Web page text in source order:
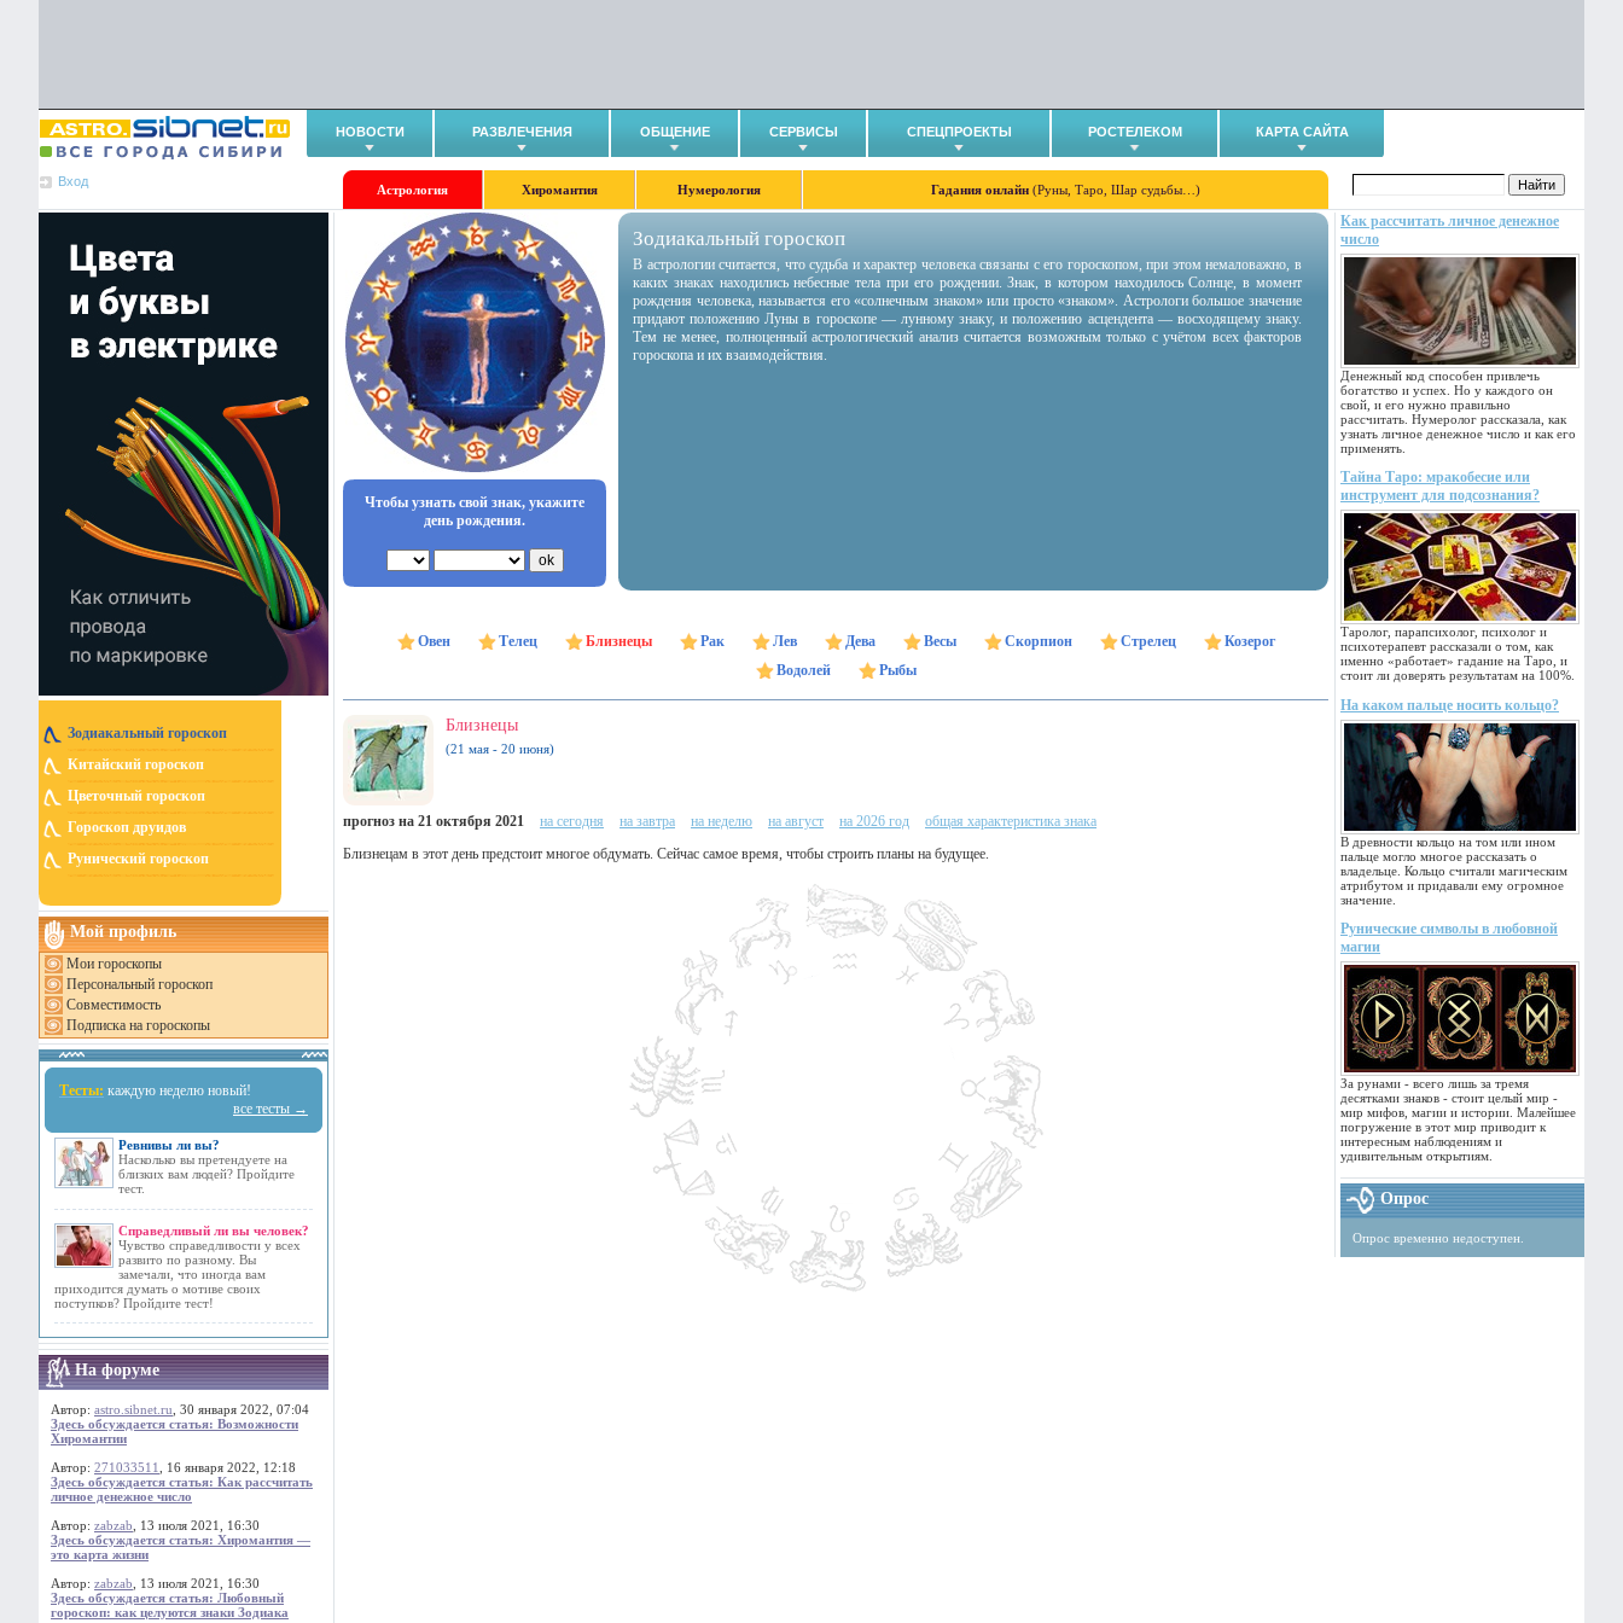
НОВОСТИ РАЗВЛЕЧЕНИЯ ОБЩЕНИЕ СЕРВИСЫ СПЕЦПРОЕКТЫ РОСТЕЛЕКОМ КАРТА САЙТА
Вход
Астрология Хиромантия Нумерология Гадания онлайн (Руны, Таро, Шар судьбы…)
Зодиакальный гороскоп
Китайский гороскоп
Цветочный гороскоп
Гороскоп друидов
Рунический гороскоп
Мой профиль
Мои гороскопы
Персональный гороскоп
Совместимость
Подписка на гороскопы
Тесты: каждую неделю новый!
все тесты →
Ревнивы ли вы?
Насколько вы претендуете на
близких вам людей? Пройдите
тест.
Справедливый ли вы человек?
Чувство справедливости у всех
развито по разному. Вы
замечали, что иногда вам
приходится думать о мотиве своих
поступков? Пройдите тест!
На форуме
Автор: astro.sibnet.ru , 30 января 2022, 07:04
Здесь обсуждается статья: Возможности
Хиромантии
Автор: 271033511
, 16 января 2022, 12:18
Здесь обсуждается статья: Как рассчитать
личное денежное число
Автор: zabzab , 13 июля 2021, 16:30
Здесь обсуждается статья: Хиромантия —
это карта жизни
Автор: zabzab , 13 июля 2021, 16:30
Здесь обсуждается статья: Любовный
гороскоп: как целуются знаки Зодиака
Как рассчитать личное денежное
число
Денежный код способен привлечь
богатство и успех. Но у каждого он
свой, и его нужно правильно
рассчитать. Нумеролог рассказала, как
узнать личное денежное число и как его
применять.
Тайна Таро: мракобесие или
инструмент для подсознания?
Таролог, парапсихолог, психолог и
психотерапевт рассказали о том, как
именно «работает» гадание на Таро, и
стоит ли доверять результатам на 100%.
На каком пальце носить кольцо?
В древности кольцо на том или ином
пальце могло многое рассказать о
владельце. Кольцо считали магическим
атрибутом и придавали ему огромное
значение.
Рунические символы в любовной
магии
За рунами - всего лишь за тремя
десятками знаков - стоит целый мир -
мир мифов, магии и истории. Малейшее
погружение в этот мир приводит к
интересным наблюдениям и
удивительным открытиям.
Опрос
Опрос временно недоступен.
Чтобы узнать свой знак, укажите
день рождения.
Зодиакальный гороскоп
В астрологии считается, что судьба и характер человека связаны с его гороскопом, при этом немаловажно, в
каких знаках находились небесные тела при его рождении. Знак, в котором находилось Солнце, в момент
рождения человека, называется его «солнечным знаком» или просто «знаком». Астрологи большое значение
придают положению Луны в гороскопе — лунному знаку, и положению асцендента — восходящему знаку.
Тем не менее, полноценный астрологический анализ считается возможным только с учётом всех факторов
гороскопа и их взаимодействия.
Овен Телец Близнецы Рак Лев Дева Весы Скорпион Стрелец
Козерог
Водолей
Рыбы
Близнецы
(21 мая - 20 июня)
прогноз на 21 октября 2021 на сегодня на завтра на неделю на август на 2026 год
общая характеристика знака
Близнецам в этот день предстоит многое обдумать. Сейчас самое время, чтобы строить планы на будущее.